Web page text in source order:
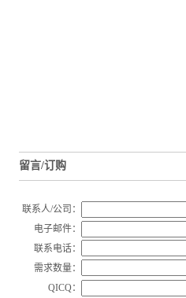
留言/订购
联系人/公司：
电子邮件：
联系电话：
需求数量：
QICQ：